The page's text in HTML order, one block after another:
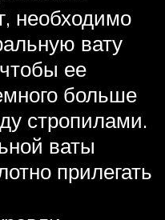
необходимо
вату
ее
больше
стропилами.
ваты
прилегать